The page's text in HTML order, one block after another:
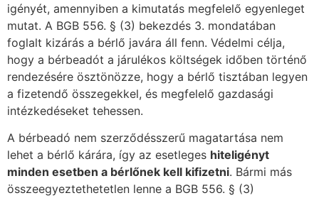
igényét, amennyiben a kimutatás megfelelő egyenleget
mutat. A BGB 556. § (3) bekezdés 3. mondatában
foglalt kizárás a bérlő javára áll fenn. Védelmi célja,
hogy a bérbeadót a járulékos költségek időben történő
rendezésére ösztönözze, hogy a bérlő tisztában legyen
a fizetendő összegekkel, és megfelelő gazdasági
intézkedéseket tehessen.
A bérbeadó nem szerződésszerű magatartása nem
lehet a bérlő kárára, így az esetleges hiteligényt
minden esetben a bérlőnek kell kifizetni. Bármi más
összeegyeztethetetlen lenne a BGB 556. § (3)